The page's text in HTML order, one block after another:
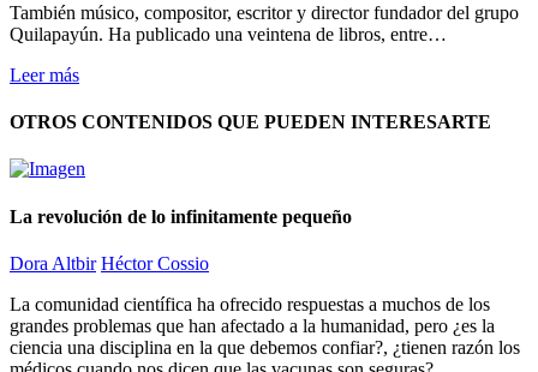
También músico, compositor, escritor y director fundador del grupo
Quilapayún. Ha publicado una veintena de libros, entre…
Leer más
OTROS CONTENIDOS QUE PUEDEN INTERESARTE
La revolución de lo infinitamente pequeño
Dora Altbir Héctor Cossio
La comunidad científica ha ofrecido respuestas a muchos de los
grandes problemas que han afectado a la humanidad, pero ¿es la
ciencia una disciplina en la que debemos confiar?, ¿tienen razón los